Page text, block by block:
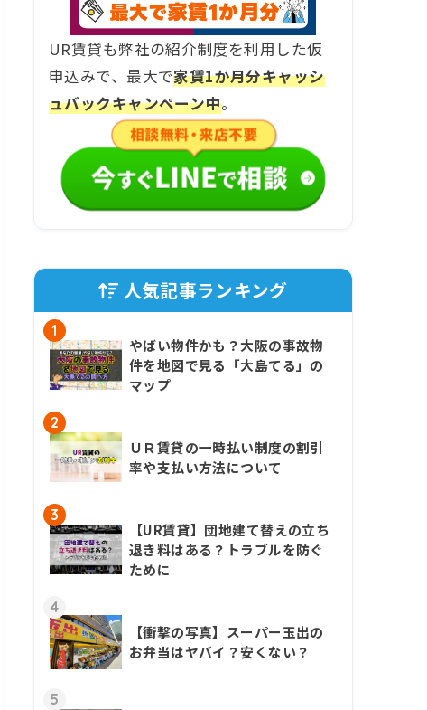
UR賃貸も弊社の紹介制度を利用した仮
申込みで、最大で家賃1か月分キャッシ
ュバックキャンペーン中。
人気記事ランキング
1
やばい物件かも？大阪の事故物
件を地図で見る「大島てる」の
マップ
2
ＵＲ賃貸の一時払い制度の割引
率や支払い方法について
3
【UR賃貸】団地建て替えの立ち
退き料はある？トラブルを防ぐ
ために
4
【衝撃の写真】スーパー玉出の
お弁当はヤバイ？安くない？
5